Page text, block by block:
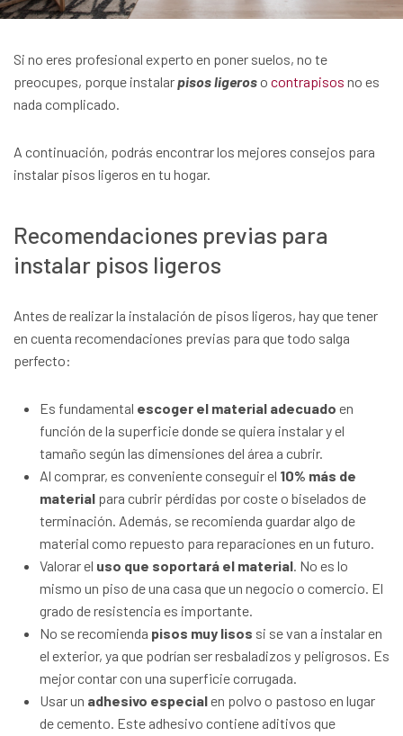
Si no eres profesional experto en poner suelos, no te
preocupes, porque instalar pisos ligeros o contrapisos no es
nada complicado.
A continuación, podrás encontrar los mejores consejos para
instalar pisos ligeros en tu hogar.
Recomendaciones previas para
instalar pisos ligeros
Antes de realizar la instalación de pisos ligeros, hay que tener
en cuenta recomendaciones previas para que todo salga
perfecto:
Es fundamental escoger el material adecuado en
función de la superficie donde se quiera instalar y el
tamaño según las dimensiones del área a cubrir.
Al comprar, es conveniente conseguir el 10% más de
materialpara cubrir pérdidas por coste o biselados de
terminación. Además, se recomienda guardar algo de
material como repuesto para reparaciones en un futuro.
Valorar el uso que soportará el material. No es lo
mismo un piso de una casa que un negocio o comercio. El
grado de resistencia es importante.
No se recomienda pisos muy lisos si se van a instalar en
el exterior, ya que podrían ser resbaladizos y peligrosos. Es
mejor contar con una superficie corrugada.
Usar un adhesivo especialen polvo o pastoso en lugar
de cemento. Este adhesivo contiene aditivos que